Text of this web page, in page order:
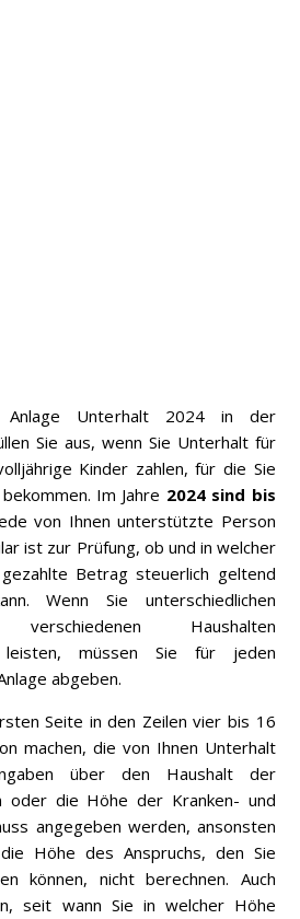
Anlage Unterhalt 2024 in der
Sie aus, wenn Sie Unterhalt für
Kinder zahlen, für die Sie
Im Jahre 2024 sind bis
von Ihnen unterstützte Person
ist zur Prüfung, ob und in welcher
Betrag steuerlich geltend
Wenn Sie unterschiedlichen
Haushalten
leisten, müssen Sie für jeden
abgeben.
Seite in den Zeilen vier bis 16
machen, die von Ihnen Unterhalt
über den Haushalt der
oder die Höhe der Kranken- und
angegeben werden, ansonsten
Höhe des Anspruchs, den Sie
können, nicht berechnen. Auch
seit wann Sie in welcher Höhe